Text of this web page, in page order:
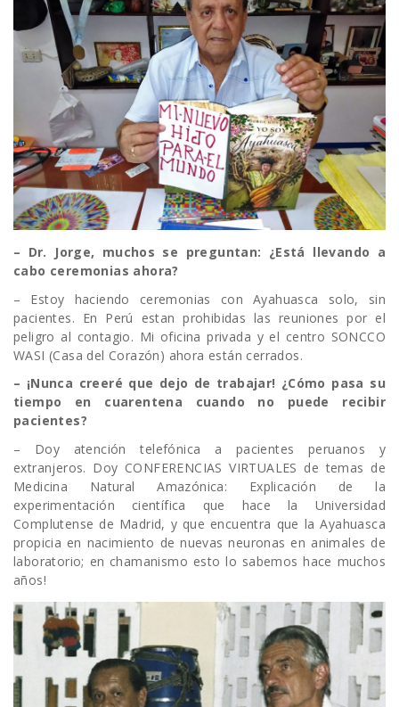
– Dr. Jorge, muchos se preguntan: ¿Está llevando a
cabo ceremonias ahora?
– Estoy haciendo ceremonias con Ayahuasca solo, sin
pacientes. En Perú estan prohibidas las reuniones por el
peligro al contagio. Mi oficina privada y el centro SONCCO
WASI (Casa del Corazón) ahora están cerrados.
– ¡Nunca creeré que dejo de trabajar! ¿Cómo pasa su
tiempo en cuarentena cuando no puede recibir
pacientes?
– Doy atención telefónica a pacientes peruanos y
extranjeros. Doy CONFERENCIAS VIRTUALES de temas de
Medicina Natural Amazónica: Explicación de la
experimentación científica que hace la Universidad
Complutense de Madrid, y que encuentra que la Ayahuasca
propicia en nacimiento de nuevas neuronas en animales de
laboratorio; en chamanismo esto lo sabemos hace muchos
años!